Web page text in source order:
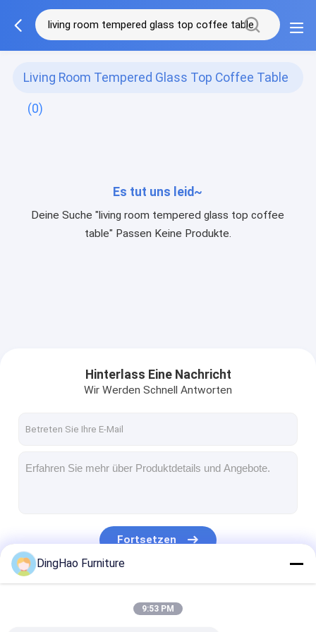
Living Room Tempered Glass Top Coffee Table
(0)
Es tut uns leid~
Deine Suche "living room tempered glass top coffee
table" Passen Keine Produkte.
Hinterlass Eine Nachricht
Wir Werden Schnell Antworten
Fortsetzen
DingHao Furniture
9:53 PM